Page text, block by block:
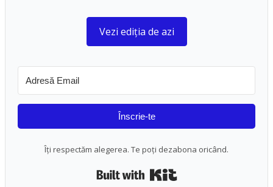
Vezi ediția de azi
Înscrie-te
Îți respectăm alegerea. Te poți dezabona oricând.